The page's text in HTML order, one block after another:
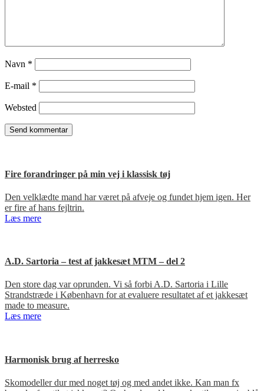
Navn *
E-mail *
Websted
Fire forandringer på min vej i klassisk tøj
Den velklædte mand har været på afveje og fundet hjem igen. Her
er fire af hans fejltrin.
Læs mere
A.D. Sartoria – test af jakkesæt MTM – del 2
Den store dag var oprunden. Vi så forbi A.D. Sartoria i Lille
Strandstræde i København for at evaluere resultatet af et jakkesæt
made to measure.
Læs mere
Harmonisk brug af herresko
Skomodeller dur med noget tøj og med andet ikke. Kan man fx